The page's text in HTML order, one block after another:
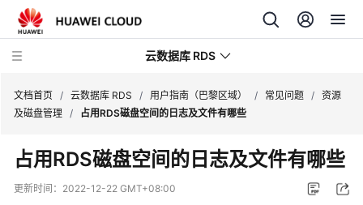
云数据库 RDS
产
文档首页 / 云数据库 RDS / 用户指南（巴黎区域） / 常见问题 / 资源
及磁盘管理 / 占用RDS磁盘空间的日志及文件有哪些
占用RDS磁盘空间的日志及文件有哪些
更新时间： 2022-12-22 GMT+08:00